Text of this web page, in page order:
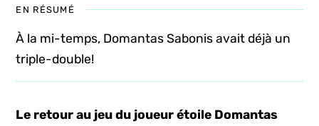
EN RÉSUMÉ
À la mi-temps, Domantas Sabonis avait déjà un
triple-double!
Le retour au jeu du joueur étoile Domantas